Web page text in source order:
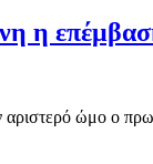
η
ώμο ο